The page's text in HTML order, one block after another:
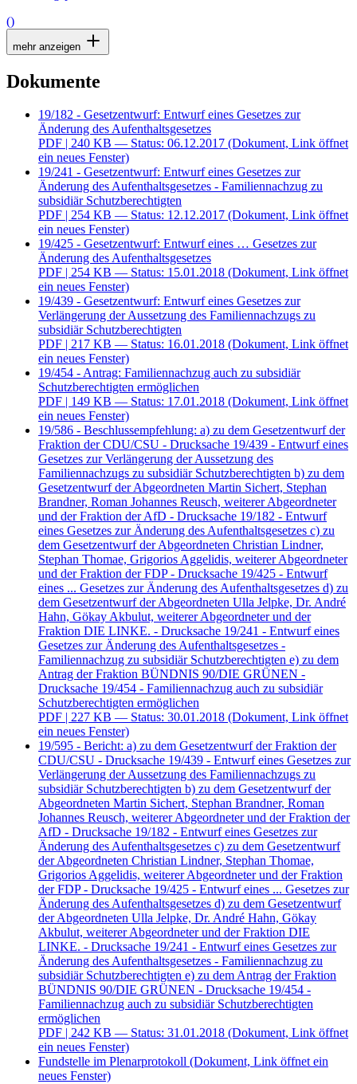
()
mehr anzeigen
Dokumente
19/182 - Gesetzentwurf: Entwurf eines Gesetzes zur
Änderung des Aufenthaltsgesetzes
PDF | 240 KB — Status: 06.12.2017 (Dokument, Link öffnet
ein neues Fenster)
19/241 - Gesetzentwurf: Entwurf eines Gesetzes zur
Änderung des Aufenthaltsgesetzes - Familiennachzug zu
subsidiär Schutzberechtigten
PDF | 254 KB — Status: 12.12.2017 (Dokument, Link öffnet
ein neues Fenster)
19/425 - Gesetzentwurf: Entwurf eines … Gesetzes zur
Änderung des Aufenthaltsgesetzes
PDF | 254 KB — Status: 15.01.2018 (Dokument, Link öffnet
ein neues Fenster)
19/439 - Gesetzentwurf: Entwurf eines Gesetzes zur
Verlängerung der Aussetzung des Familiennachzugs zu
subsidiär Schutzberechtigten
PDF | 217 KB — Status: 16.01.2018 (Dokument, Link öffnet
ein neues Fenster)
19/454 - Antrag: Familiennachzug auch zu subsidiär
Schutzberechtigten ermöglichen
PDF | 149 KB — Status: 17.01.2018 (Dokument, Link öffnet
ein neues Fenster)
19/586 - Beschlussempfehlung: a) zu dem Gesetzentwurf der
Fraktion der CDU/CSU - Drucksache 19/439 - Entwurf eines
Gesetzes zur Verlängerung der Aussetzung des
Familiennachzugs zu subsidiär Schutzberechtigten b) zu dem
Gesetzentwurf der Abgeordneten Martin Sichert, Stephan
Brandner, Roman Johannes Reusch, weiterer Abgeordneter
und der Fraktion der AfD - Drucksache 19/182 - Entwurf
eines Gesetzes zur Änderung des Aufenthaltsgesetzes c) zu
dem Gesetzentwurf der Abgeordneten Christian Lindner,
Stephan Thomae, Grigorios Aggelidis, weiterer Abgeordneter
und der Fraktion der FDP - Drucksache 19/425 - Entwurf
eines ... Gesetzes zur Änderung des Aufenthaltsgesetzes d) zu
dem Gesetzentwurf der Abgeordneten Ulla Jelpke, Dr. André
Hahn, Gökay Akbulut, weiterer Abgeordneter und der
Fraktion DIE LINKE. - Drucksache 19/241 - Entwurf eines
Gesetzes zur Änderung des Aufenthaltsgesetzes -
Familiennachzug zu subsidiär Schutzberechtigten e) zu dem
Antrag der Fraktion BÜNDNIS 90/DIE GRÜNEN -
Drucksache 19/454 - Familiennachzug auch zu subsidiär
Schutzberechtigten ermöglichen
PDF | 227 KB — Status: 30.01.2018 (Dokument, Link öffnet
ein neues Fenster)
19/595 - Bericht: a) zu dem Gesetzentwurf der Fraktion der
CDU/CSU - Drucksache 19/439 - Entwurf eines Gesetzes zur
Verlängerung der Aussetzung des Familiennachzugs zu
subsidiär Schutzberechtigten b) zu dem Gesetzentwurf der
Abgeordneten Martin Sichert, Stephan Brandner, Roman
Johannes Reusch, weiterer Abgeordneter und der Fraktion der
AfD - Drucksache 19/182 - Entwurf eines Gesetzes zur
Änderung des Aufenthaltsgesetzes c) zu dem Gesetzentwurf
der Abgeordneten Christian Lindner, Stephan Thomae,
Grigorios Aggelidis, weiterer Abgeordneter und der Fraktion
der FDP - Drucksache 19/425 - Entwurf eines ... Gesetzes zur
Änderung des Aufenthaltsgesetzes d) zu dem Gesetzentwurf
der Abgeordneten Ulla Jelpke, Dr. André Hahn, Gökay
Akbulut, weiterer Abgeordneter und der Fraktion DIE
LINKE. - Drucksache 19/241 - Entwurf eines Gesetzes zur
Änderung des Aufenthaltsgesetzes - Familiennachzug zu
subsidiär Schutzberechtigten e) zu dem Antrag der Fraktion
BÜNDNIS 90/DIE GRÜNEN - Drucksache 19/454 -
Familiennachzug auch zu subsidiär Schutzberechtigten
ermöglichen
PDF | 242 KB — Status: 31.01.2018 (Dokument, Link öffnet
ein neues Fenster)
Fundstelle im Plenarprotokoll (Dokument, Link öffnet ein
neues Fenster)